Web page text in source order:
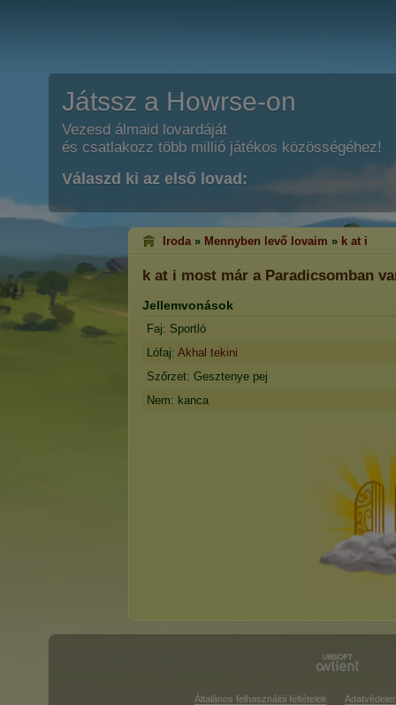
Játssz a Howrse-on
Vezesd álmaid lovardáját
és csatlakozz több millió játékos közösségéhez!
Válaszd ki az első lovad:
Iroda» Mennyben levő lovaim » k at i
k at i most már a Paradicsomban
Jellemvonások
Faj: Sportló
Lófaj: Akhal tekini
Szőrzet: Gesztenye pej
Nem: kanca
Általános felhasználói feltételek